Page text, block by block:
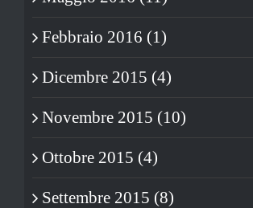
Febbraio 2016 (1)
Dicembre 2015 (4)
Novembre 2015 (10)
Ottobre 2015 (4)
Settembre 2015 (8)